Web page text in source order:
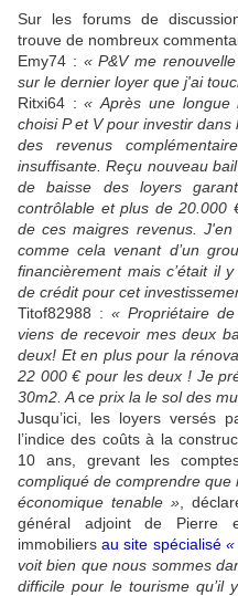
Sur les forums de
trouve de nombreux
Emy74 : « P&V me
sur le dernier loyer que j'ai
Ritxi64 :« Après une longue
choisi P et V pour investir
des revenus
insuffisante. Reçu nouveau
de baisse des loyers
contrôlable et plus de 20.000
de ces maigres revenus.
comme cela venant d’un
financièrement mais c’était il
de crédit pour cet
Titof82988 :« Propriétaire
viens de recevoir mes deux
deux! Et en plus pour la
22 000 € pour les deux ! Je
30m2. A ce prix la le sol des
Jusqu’ici, les loyers versés
l’indice des coûts à la
10 ans, grevant les
compliqué de comprendre que
économique tenable » ,
général adjoint de Pierre
immobiliers au site spécialisé «
voit bien que nous sommes
difficile pour le tourisme qu’il